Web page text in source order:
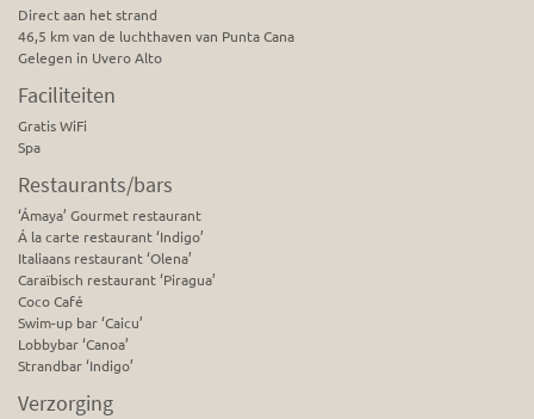
Direct aan het strand
46,5 km van de luchthaven van Punta Cana
Gelegen in Uvero Alto
Faciliteiten
Gratis WiFi
Spa
Restaurants/bars
‘Ámaya’ Gourmet restaurant
Á la carte restaurant ‘Indigo’
Italiaans restaurant ‘Olena’
Caraïbisch restaurant ‘Piragua’
Coco Café
Swim-up bar ‘Caicu’
Lobbybar ‘Canoa’
Strandbar ‘Indigo’
Verzorging